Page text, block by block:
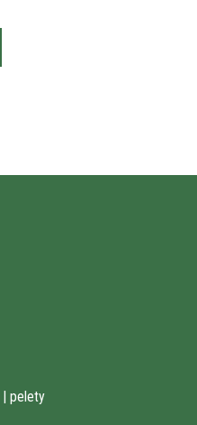
| pelety